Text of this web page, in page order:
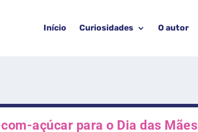
Início Curiosidades O autor
açúcar para o Dia das Mães